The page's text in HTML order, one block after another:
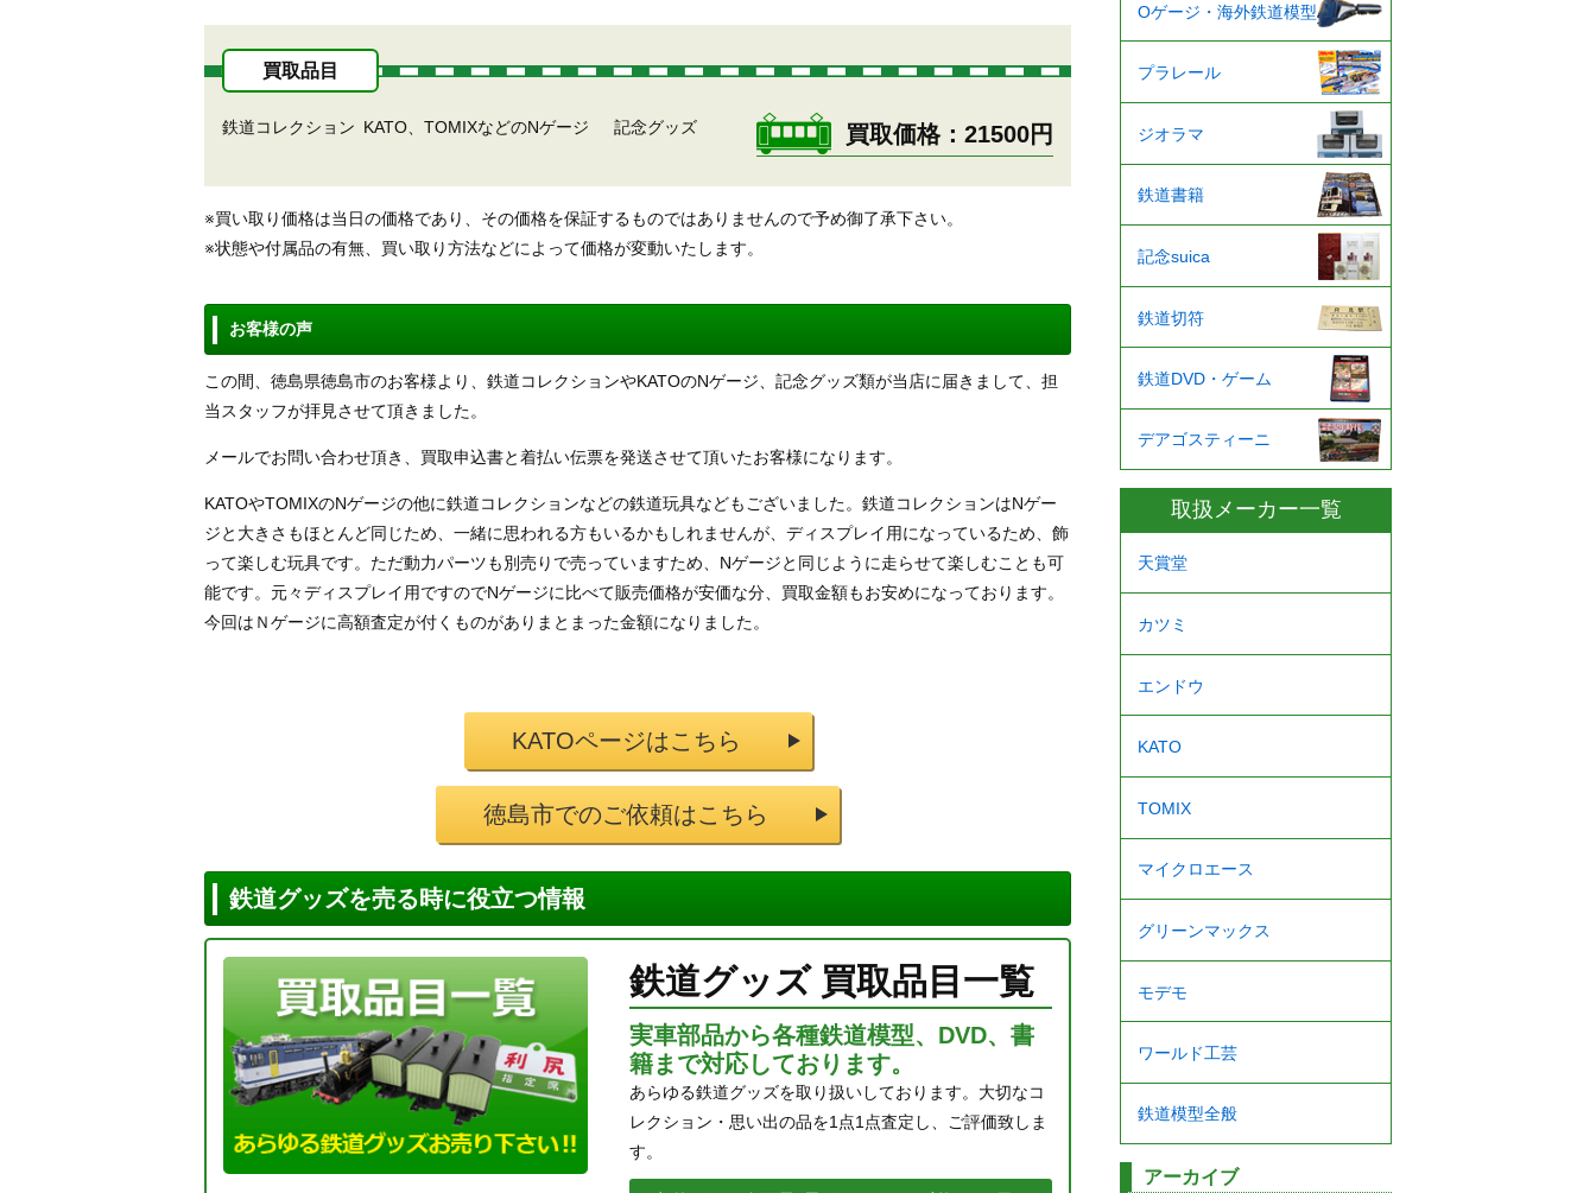
買取品目
鉄道コレクション KATO、TOMIXなどのNゲージ 記念グッズ 買取価格 21500円
※買い取り価格は当日の価格であり、その価格を保証するものではありませんので予め御了承下さい。
※状態や付属品の有無、買い取り方法などによって価格が変動いたします。
お客様の声
この間、徳島県徳島市のお客様より、鉄道コレクションやKATOのNゲージ、記念グッズ類が当店に届きまして、担
当スタッフが拝見させて頂きました。
メールでお問い合わせ頂き、買取申込書と着払い伝票を発送させて頂いたお客様になります。
KATOやTOMIXのNゲージの他に鉄道コレクションなどの鉄道玩具などもございました。鉄道コレクションはNゲー
ジと大きさもほとんど同じため、一緒に思われる方もいるかもしれませんが、ディスプレイ用になっているため、飾
って楽しむ玩具です。ただ動力パーツも別売りで売っていますため、Nゲージと同じように走らせて楽しむことも可
能です。元々ディスプレイ用ですのでNゲージに比べて販売価格が安価な分、買取金額もお安めになっております。
今回はＮゲージに高額査定が付くものがありまとまった金額になりました。
KATOページはこちら
徳島市でのご依頼はこちら
鉄道グッズを売る時に役立つ情報
鉄道グッズ 買取品目一覧
実車部品から各種鉄道模型、DVD、書
籍まで対応しております。
あらゆる鉄道グッズを取り扱いしております。大切なコ
レクション・思い出の品を1点1点査定し、ご評価致しま
す。
Oゲージ・海外鉄道模型
プラレール
ジオラマ
鉄道書籍
記念suica
鉄道切符
鉄道DVD・ゲーム
デアゴスティーニ
取扱メーカー一覧
天賞堂
カツミ
エンドウ
KATO
TOMIX
マイクロエース
グリーンマックス
モデモ
ワールド工芸
鉄道模型全般
アーカイブ